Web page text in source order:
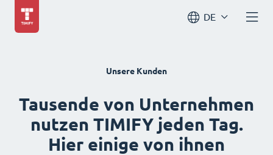
DE
Unsere Kunden
Tausende von Unternehmen
nutzen TIMIFY jeden Tag.
Hier einige von ihnen